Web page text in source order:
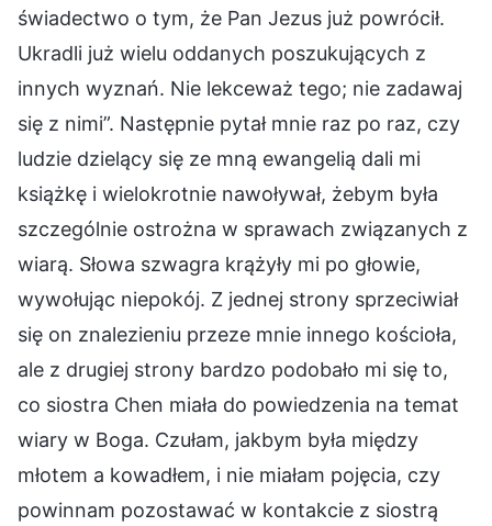
świadectwo o tym, że Pan Jezus już powrócił.
Ukradli już wielu oddanych poszukujących z
innych wyznań. Nie lekceważ tego; nie zadawaj
się z nimi”. Następnie pytał mnie raz po raz, czy
ludzie dzielący się ze mną ewangelią dali mi
książkę i wielokrotnie nawoływał, żebym była
szczególnie ostrożna w sprawach związanych z
wiarą. Słowa szwagra krążyły mi po głowie,
wywołując niepokój. Z jednej strony sprzeciwiał
się on znalezieniu przeze mnie innego kościoła,
ale z drugiej strony bardzo podobało mi się to,
co siostra Chen miała do powiedzenia na temat
wiary w Boga. Czułam, jakbym była między
młotem a kowadłem, i nie miałam pojęcia, czy
powinnam pozostawać w kontakcie z siostrą